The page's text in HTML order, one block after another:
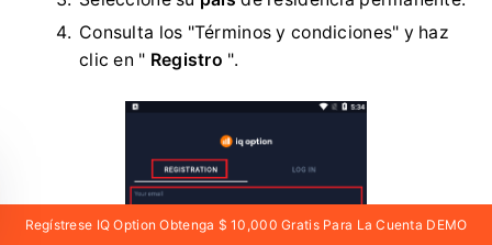
Consulta los "Términos y condiciones" y haz
clic en " Registro ".
Regístrese IQ Option Obtenga $ 10,000 Gratis Para La Cuenta DEMO